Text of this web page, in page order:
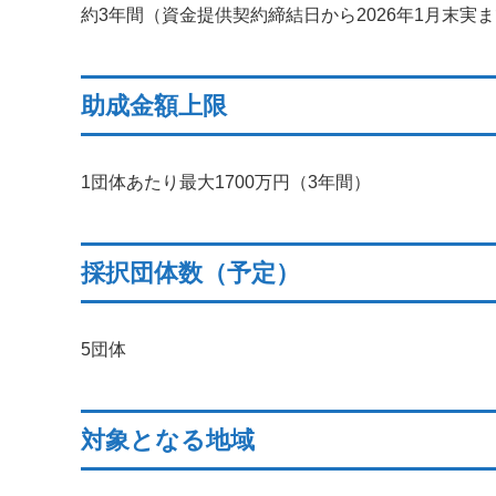
約3年間（資金提供契約締結日から2026年1月末実
助成金額上限
1団体あたり最大1700万円（3年間）
採択団体数（予定）
5団体
対象となる地域